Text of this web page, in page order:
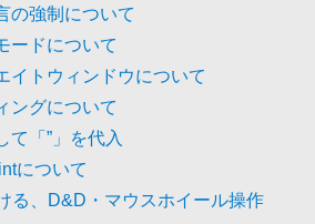
の強制について
ードについて
イトウィンドウについて
ングについて
て「”」を代入
について
る、D&D・マウスホイール操作